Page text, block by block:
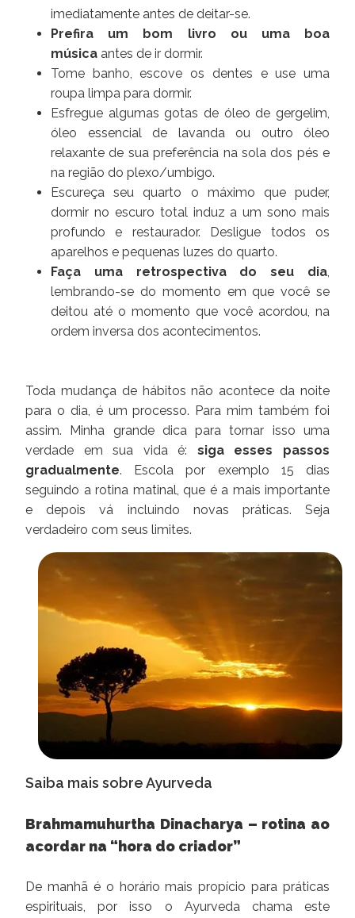
imediatamente antes de deitar-se.
Prefira um bom livro ou uma boa
música antes de ir dormir.
Tome banho, escove os dentes e use uma
roupa limpa para dormir.
Esfregue algumas gotas de óleo de gergelim,
óleo essencial de lavanda ou outro óleo
relaxante de sua preferência na sola dos pés e
na região do plexo/umbigo.
Escureça seu quarto o máximo que puder,
dormir no escuro total induz a um sono mais
profundo e restaurador. Desligue todos os
aparelhos e pequenas luzes do quarto.
Faça uma retrospectiva do seu dia,
lembrando-se do momento em que você se
deitou até o momento que você acordou, na
ordem inversa dos acontecimentos.
Toda mudança de hábitos não acontece da noite
para o dia, é um processo. Para mim também foi
assim. Minha grande dica para tornar isso uma
verdade em sua vida é: siga esses passos
gradualmente. Escola por exemplo 15 dias
seguindo a rotina matinal, que é a mais importante
e depois vá incluindo novas práticas. Seja
verdadeiro com seus limites.
Saiba mais sobre Ayurveda
Brahmamuhurtha Dinacharya – rotina ao
acordar na “hora do criador”
De manhã é o horário mais propício para práticas
espirituais, por isso o Ayurveda chama este